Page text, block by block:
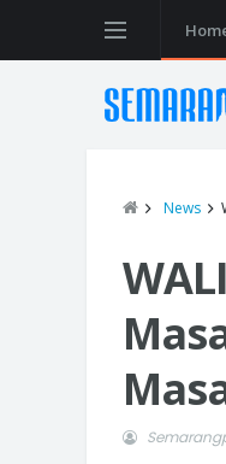
News